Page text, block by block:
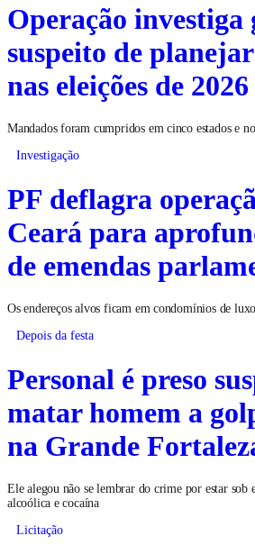
Operação investiga
suspeito de
nas eleições de 2026
Mandados foram cumpridos em cinco estados e
Investigação
PF deflagra
Ceará para
de emendas
Os endereços alvos ficam em condomínios de luxo
Depois da festa
Personal é preso
matar homem a
na Grande
Ele alegou não se lembrar do crime por estar sob
alcoólica e cocaína
Licitação